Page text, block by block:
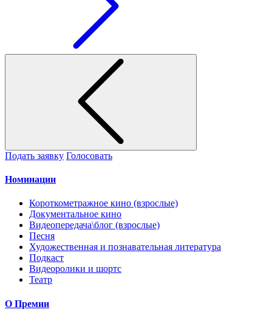
Подать заявку Голосовать
Номинации
Короткометражное кино (взрослые)
Документальное кино
Видеопередача\блог (взрослые)
Песня
Художественная и познавательная литература
Подкаст
Видеоролики и шортс
Театр
О Премии